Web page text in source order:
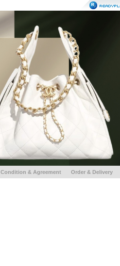
Condition & Agreement Order & Delivery